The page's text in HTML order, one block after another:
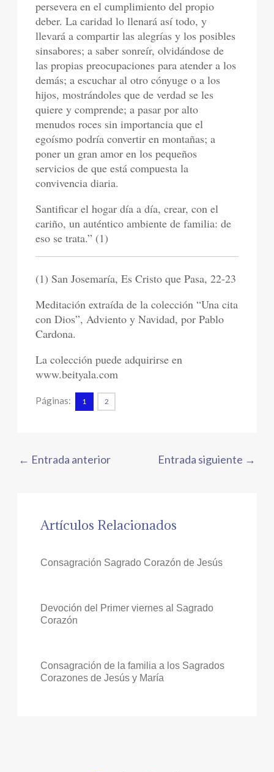
persevera en el cumplimiento del propio
deber. La caridad lo llenará así todo, y
llevará a compartir las alegrías y los posibles
sinsabores; a saber sonreír, olvidándose de
las propias preocupaciones para atender a los
demás; a escuchar al otro cónyuge o a los
hijos, mostrándoles que de verdad se les
quiere y comprende; a pasar por alto
menudos roces sin importancia que el
egoísmo podría convertir en montañas; a
poner un gran amor en los pequeños
servicios de que está compuesta la
convivencia diaria.
Santificar el hogar día a día, crear, con el
cariño, un auténtico ambiente de familia: de
eso se trata.” (1)
(1) San Josemaría, Es Cristo que Pasa, 22-23
Meditación extraída de la colección “Una cita
con Dios”, Adviento y Navidad, por Pablo
Cardona.
La colección puede adquirirse en
www.beityala.com
Páginas: 1 2
← Entrada anterior Entrada siguiente →
Artículos Relacionados
Consagración Sagrado Corazón de Jesús
Devoción del Primer viernes al Sagrado
Corazón
Consagración de la familia a los Sagrados
Corazones de Jesús y María